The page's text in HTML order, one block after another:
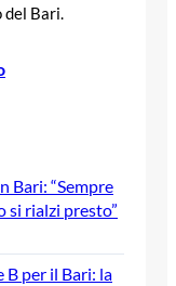
del Bari.
Bari: “Sempre
si rialzi presto”
B per il Bari: la